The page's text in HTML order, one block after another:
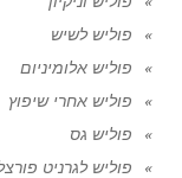
פוליש לשיש
פוליש אלומיניום
פוליש אחרי שיפוץ
פוליש גס
פוליש לגרניט